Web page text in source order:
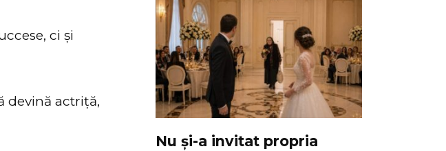
ci și
devină actriță,
Nu și-a invitat propria